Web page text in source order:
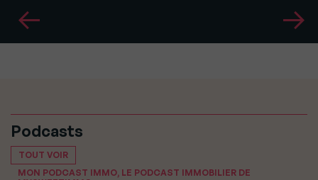
Podcasts
TOUT VOIR
MON PODCAST IMMO, LE PODCAST IMMOBILIER DE